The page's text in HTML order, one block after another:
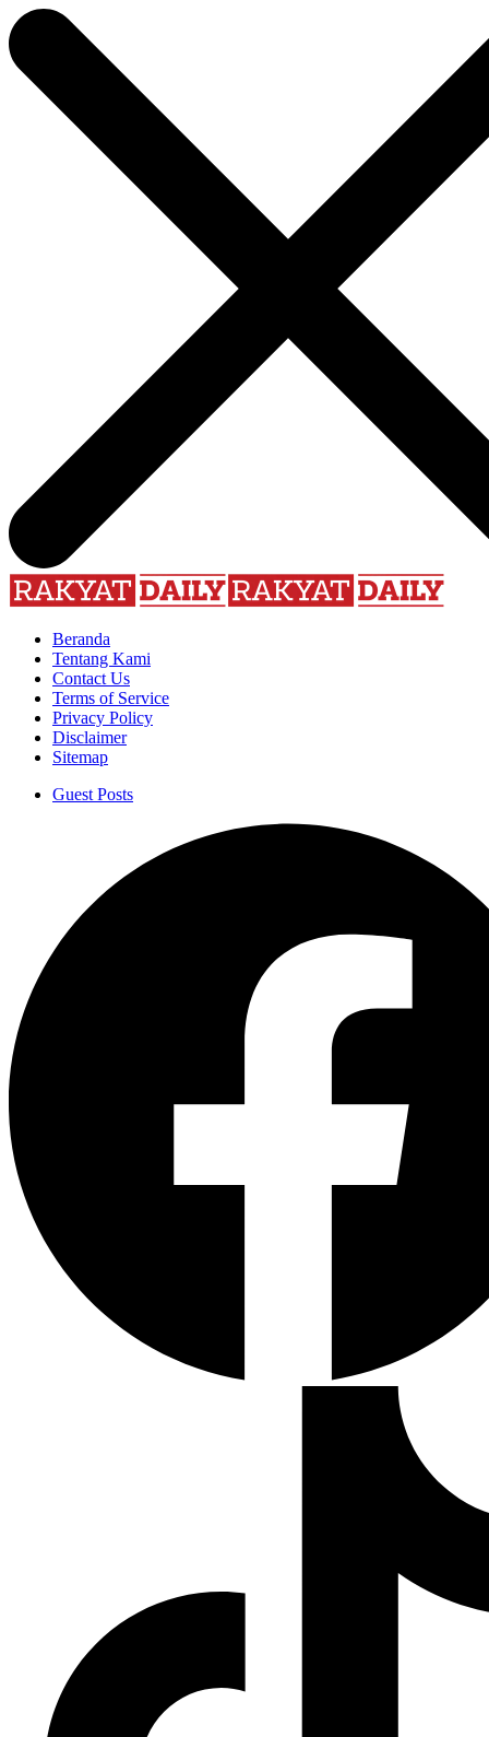
Beranda
Tentang Kami
Contact Us
Terms of Service
Privacy Policy
Disclaimer
Sitemap
Guest Posts